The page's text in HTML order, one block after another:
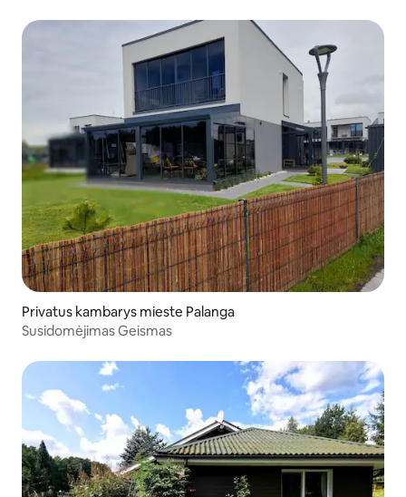
Privatus kambarys mieste Palanga
Susidomėjimas Geismas